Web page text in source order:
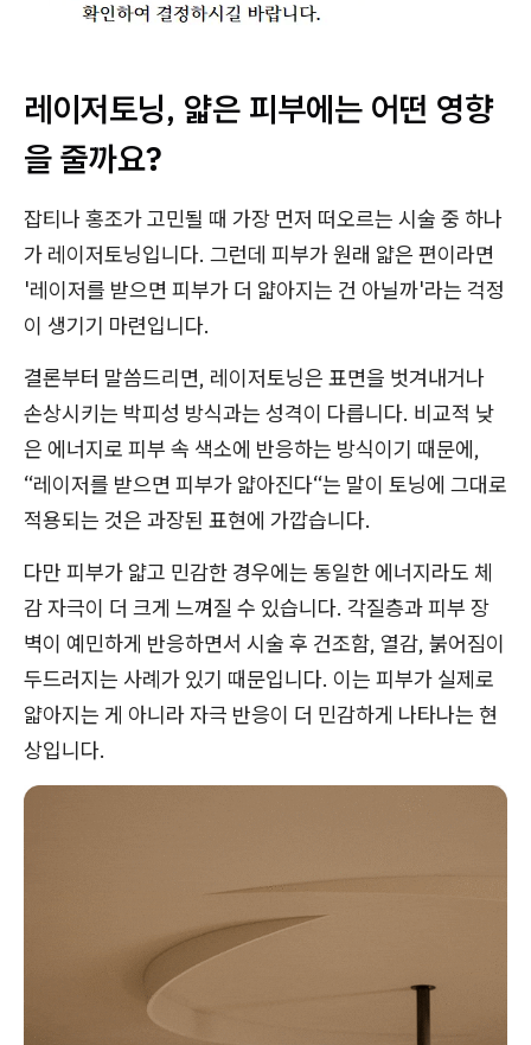
레이저토닝, 얇은 피부에는 어떤 영향
을 줄까요?
잡티나 홍조가 고민될 때 가장 먼저 떠오르는 시술 중 하나
가 레이저토닝입니다. 그런데 피부가 원래 얇은 편이라면
'레이저를 받으면 피부가 더 얇아지는 건 아닐까'라는 걱정
이 생기기 마련입니다.
결론부터 말씀드리면, 레이저토닝은 표면을 벗겨내거나
손상시키는 박피성 방식과는 성격이 다릅니다. 비교적 낮
은 에너지로 피부 속 색소에 반응하는 방식이기 때문에,
“레이저를 받으면 피부가 얇아진다“는 말이 토닝에 그대로
적용되는 것은 과장된 표현에 가깝습니다.
다만 피부가 얇고 민감한 경우에는 동일한 에너지라도 체
감 자극이 더 크게 느껴질 수 있습니다. 각질층과 피부 장
벽이 예민하게 반응하면서 시술 후 건조함, 열감, 붉어짐이
두드러지는 사례가 있기 때문입니다. 이는 피부가 실제로
얇아지는 게 아니라 자극 반응이 더 민감하게 나타나는 현
상입니다.